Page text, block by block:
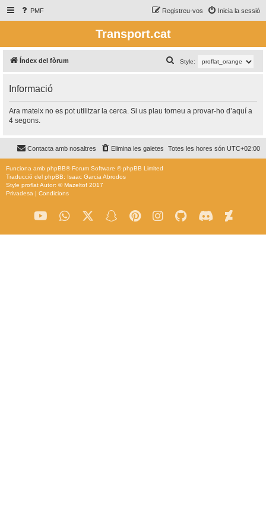
PMF Inicia la sessió
Registreu-vos
Transport.cat
Índex del fòrum Style:
e
c
Informació
Ara mateix no es pot utilitzar la cerca. Si us plau torneu a provar-ho d’aquí a
4 segons.
Totes les hores són UTC+02:00
Elimina les galetes
Contacta amb nosaltres
Funciona amb phpBB® Forum Software © phpBB Limited
Traducció del phpBB: Isaac Garcia Abrodos
Style proflatAutor: ©Mazeltof 2017
Privadesa | Condicions